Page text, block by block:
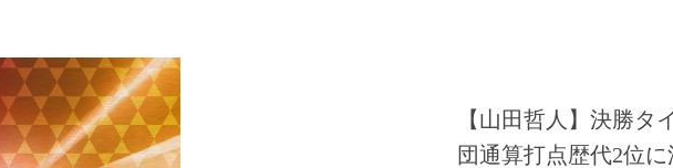
【山田哲人】決勝タ
団通算打点歴代2位に